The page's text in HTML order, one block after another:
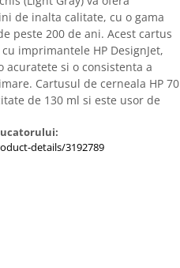
de inalta calitate, cu o gama
peste 200 de ani. Acest cartus
imprimantele HP DesignJet,
si o consistenta a
Cartusul de cerneala HP 70
de 130 ml si este usor de
details/3192789